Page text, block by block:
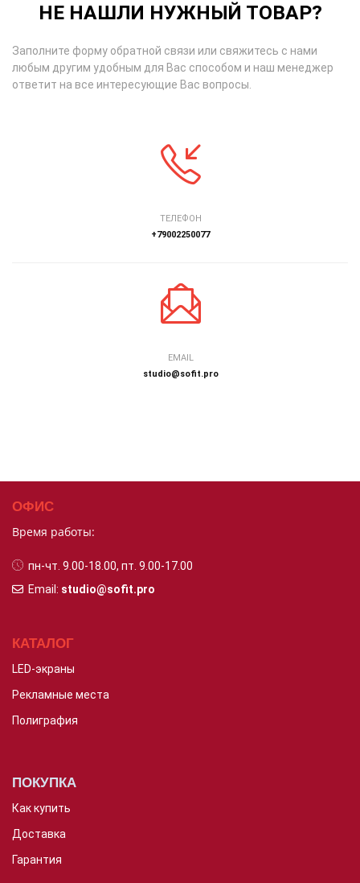
НЕ НАШЛИ НУЖНЫЙ ТОВАР?
Заполните форму обратной связи или свяжитесь с нами
любым другим удобным для Вас способом и наш менеджер
ответит на все интересующие Вас вопросы.
ТЕЛЕФОН
+79002250077
EMAIL
studio@sofit.pro
ОФИС
Время работы:
пн-чт. 9.00-18.00, пт. 9.00-17.00
Email: studio@sofit.pro
КАТАЛОГ
LED-экраны
Рекламные места
Полиграфия
ПОКУПКА
Как купить
Доставка
Гарантия